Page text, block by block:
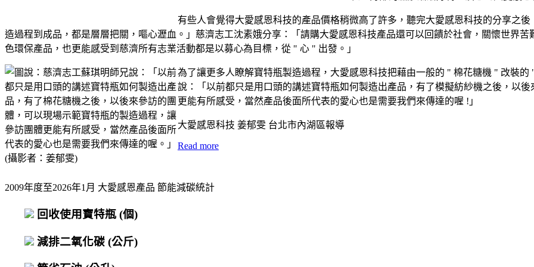
有些人會覺得大愛感恩科技的產品價格稍微高了許多，聽完大愛感恩科技的分享之
造過程到成品，都是層層把關，嘔心瀝血。」慈濟志工沈素娥分享：「請購大愛感恩科技產品還可以回饋於社會，關懷世界
色環保產品，也更能感受到慈濟所有志業活動都是以募心為目標，從 " 心 " 出發。」
為了讓更多人瞭解寶特瓶製造過程，大愛感恩科技把藉由一般的 " 棉花糖機 " 改裝
說：「以前都只是用口頭的講述寶特瓶如何製造出產品，有了模擬紡紗機之後，以
更能有所感受，當然產品後面所代表的愛心也是需要我們來傳達的喔 !」
大愛感恩科技 姜郁雯 台北市內湖區報導
Read more
2009年度至2026年1月 大愛感恩產品 節能減碳統計
回收使用寶特瓶 (個)
減排二氧化碳 (公斤)